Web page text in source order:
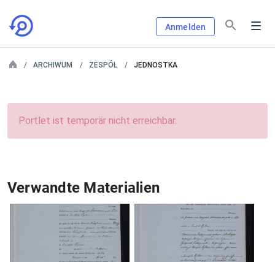
Anmelden
ARCHIWUM ZESPÓŁ JEDNOSTKA
Portlet ist temporär nicht erreichbar.
Verwandte Materialien